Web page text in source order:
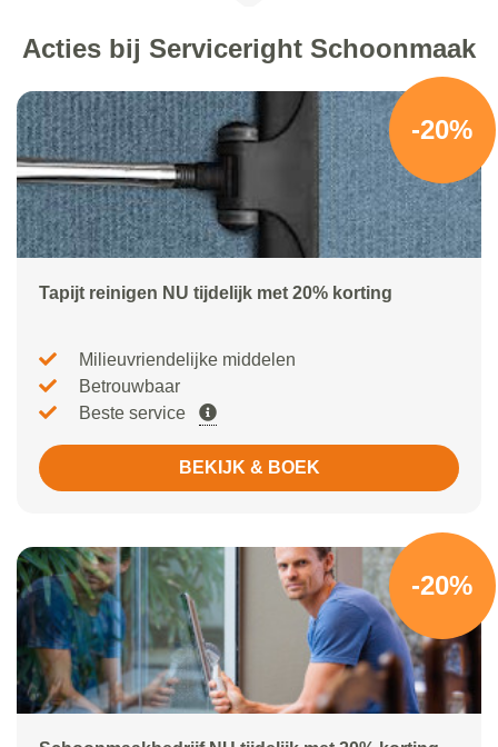
Acties bij Serviceright Schoonmaak
-20%
Tapijt reinigen NU tijdelijk met 20% korting
Milieuvriendelijke middelen
Betrouwbaar
Beste service
BEKIJK & BOEK
-20%